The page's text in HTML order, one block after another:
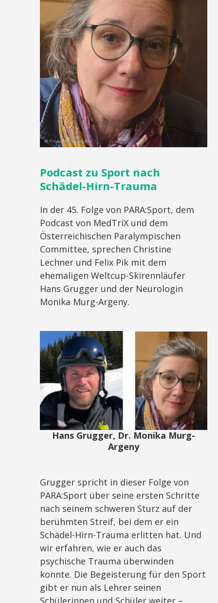
Podcast zu Sport nach
Schädel-Hirn-Trauma
In der 45. Folge von PARA:Sport, dem
Podcast von MedTriX und dem
Österreichischen Paralympischen
Committee, sprechen Christine
Lechner und Felix Pik mit dem
ehemaligen Weltcup-Skirennläufer
Hans Grugger und der Neurologin
Monika Murg-Argeny.
Hans Grugger, Dr. Monika Murg-
Argeny
Grugger spricht in dieser Folge von
PARA:Sport über seine ersten Schritte
nach seinem schweren Sturz auf der
berühmten Streif, bei dem er ein
Schädel-Hirn-Trauma erlitten hat. Und
wir erfahren, wie er auch das
psychische Trauma überwinden
konnte. Die Begeisterung für den Sport
gibt er nun als Lehrer seinen
Schülerinnen und Schüler weiter –